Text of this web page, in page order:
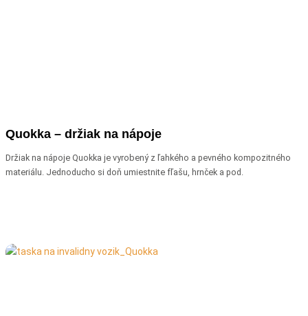
Quokka – držiak na nápoje
Držiak na nápoje Quokka je vyrobený z ľahkého a pevného kompozitného
materiálu. Jednoducho si doň umiestnite fľašu, hrnček a pod.